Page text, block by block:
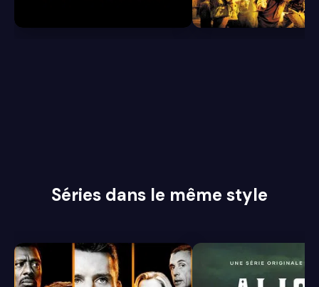
6.4
Séries dans le même style